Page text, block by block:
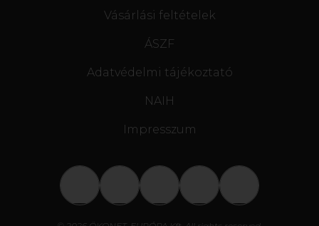
Vásárlási feltételek
ÁSZF
Adatvédelmi tájékoztató
NAIH
Impresszum